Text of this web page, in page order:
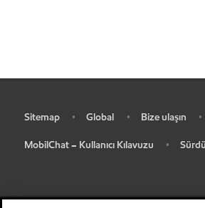
Sitemap • Global • Bize ulaşın •
MobilChat – Kullanıcı Kılavuzu •